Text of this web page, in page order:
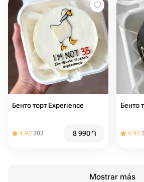
Бенто торт Experience
4.92303 8 990֏
Бенто
4.92
Mostrar más